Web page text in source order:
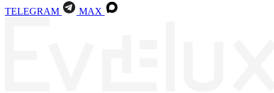
TELEGRAM
MAX